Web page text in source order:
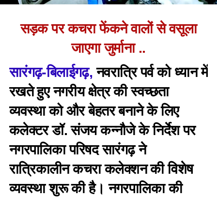
सड़क पर कचरा फेंकने वालों से वसूला
जाएगा जुर्माना ..
सारंगढ़-बिलाईगढ़, नवरात्रि पर्व को ध्यान में
रखते हुए नगरीय क्षेत्र की स्वच्छता
व्यवस्था को और बेहतर बनाने के लिए
कलेक्टर डॉ. संजय कन्नौजे के निर्देश पर
नगरपालिका परिषद सारंगढ़ ने
रात्रिकालीन कचरा कलेक्शन की विशेष
व्यवस्था शुरू की है। नगरपालिका की